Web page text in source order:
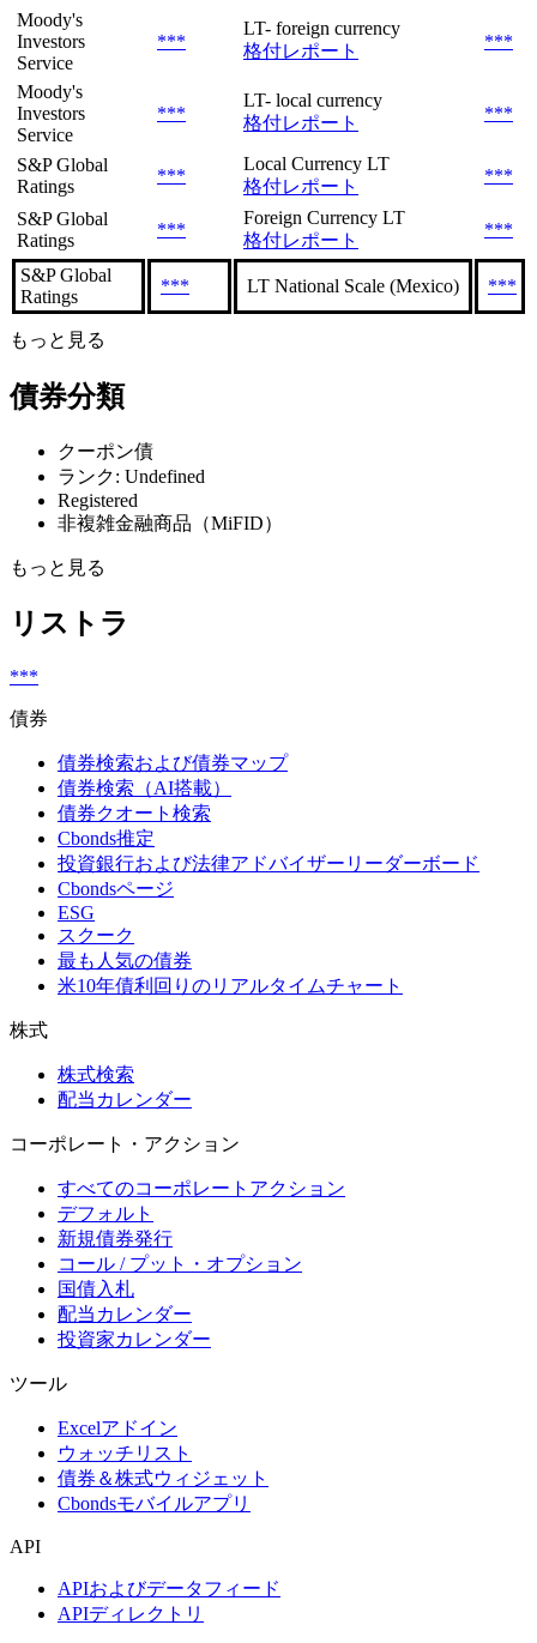
Moody's
Investors
Service
***
LT- foreign currency
格付レポート
***
Moody's
Investors
Service
***
LT- local currency
格付レポート
***
S&P Global
Ratings
***
Local Currency LT
格付レポート
***
S&P Global
Ratings
***
Foreign Currency LT
格付レポート
***
S&P Global
Ratings
*** LT National Scale (Mexico) ***
もっと見る
債券分類
クーポン債
ランク: Undefined
Registered
非複雑金融商品（MiFID）
もっと見る
リストラ
***
債券
債券検索および債券マップ
債券検索（AI搭載）
債券クオート検索
Cbonds推定
投資銀行および法律アドバイザーリーダーボード
Cbondsページ
ESG
スクーク
最も人気の債券
米10年債利回りのリアルタイムチャート
株式
株式検索
配当カレンダー
コーポレート・アクション
すべてのコーポレートアクション
デフォルト
新規債券発行
コール / プット・オプション
国債入札
配当カレンダー
投資家カレンダー
ツール
Excelアドイン
ウォッチリスト
債券＆株式ウィジェット
Cbondsモバイルアプリ
API
APIおよびデータフィード
APIディレクトリ